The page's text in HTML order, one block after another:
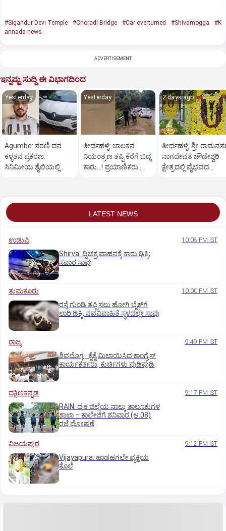
#Sigandur Devi Temple #Choradi Bridge #Car overturned #Shivamogga
#K
annada news
ADVERTISEMENT
ಇನ್ನಷ್ಟು ಸುದ್ದಿ ಈ ವಿಭಾಗದಿಂದ
Yesterday
Agumbe: ಸರಣಿ ದನ
ಕಳ್ಳತನ ಪ್ರಕರಣ:
ಸಿನಿಮೀಯ ಶೈಲಿಯಲ್ಲಿ
Yesterday
ತೀರ್ಥಹಳ್ಳಿ: ಚಾಲಕನ
ನಿಯಂತ್ರಣ ತಪ್ಪಿ ಕೆರೆಗೆ ಬಿದ್ದ
ಕಾರು...! ಪ್ರಯಾಣಿಕರು
2 days ago
ತೀರ್ಥಹಳ್ಳಿ: ಶ್ರೀ
ನಾಗದೇವತೆ ಚೌಡೇಶ್ವರಿ
ಕ್ಷೇತ್ರದಲ್ಲಿ ವೈಭವದ
LATEST NEWS
ಉಡುಪಿ 10:08 PM IST
Shirva: ದ್ವಿಚಕ್ರ ವಾಹನಕ್ಕೆ ಕಾರು ಢಿಕ್ಕಿ;
ಸವಾರ ಸಾವು
ತುಮಕೂರು 10:00 PM IST
ರಸ್ತೆ ಗುಂಡಿ ತಪ್ಪಿಸಲು ಹೋಗಿ ಬೈಕ್‌ಗೆ
ಲಾರಿ ಡಿಕ್ಕಿ, ನವವಿವಾಹಿತೆ ಸ್ಥಳದಲ್ಲೇ ಸಾವು
ರಾಜ್ಯ 9:49 PM IST
ಶಿವಮೊಗ್ಗ : ಕೈಕೈ ಮಿಲಾಯಿಸಿದ ಕಾಂಗ್ರೆಸ್
ಕಾರ್ಯಕರ್ತರು, ಕುರ್ಚಿಗಳು ಪುಡಿಪುಡಿ
ದಕ್ಷಿಣಕನ್ನಡ 9:17 PM IST
RAIN: ದ.ಕ ಜಿಲ್ಲೆಯ ನಾಲ್ಕು ತಾಲೂಕುಗಳ
ಶಾಲಾ – ಕಾಲೇಜಿಗೆ ಶನಿವಾರ (ಆ.08)
ರಜೆ ಘೋಷಣೆ
ವಿಜಯಪುರ 9:12 PM IST
Vijayapura: ಹಾಡಹಗಲೇ ವ್ಯಕ್ತಿಯ
ಕೊಲೆ